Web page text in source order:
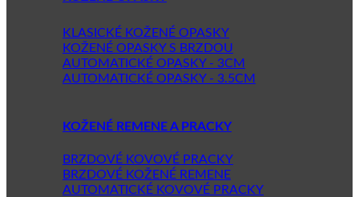
KLASICKÉ KOŽENÉ OPASKY
KOŽENÉ OPASKY S BRZDOU
AUTOMATICKÉ OPASKY - 3CM
AUTOMATICKÉ OPASKY - 3.5CM
KOŽENÉ REMENE A PRACKY
BRZDOVÉ KOVOVÉ PRACKY
BRZDOVÉ KOŽENÉ REMENE
AUTOMATICKÉ KOVOVÉ PRACKY